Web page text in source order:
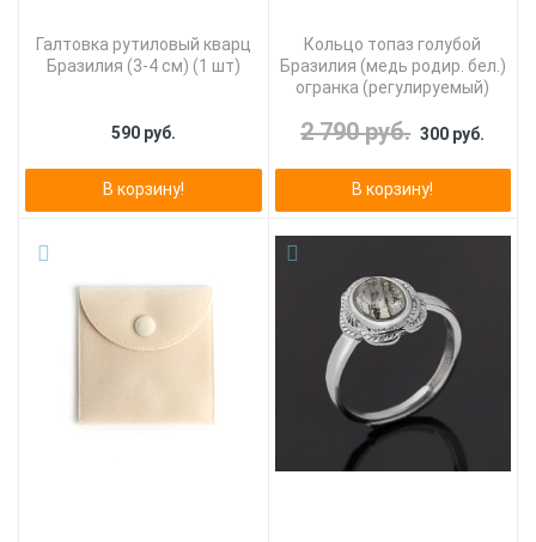
Галтовка рутиловый кварц
Бразилия (3-4 см) (1 шт)
590 руб.
В корзину!
Кольцо топаз голубой
Бразилия (медь родир. бел.)
огранка (регулируемый)
2 790 руб. 300 руб.
В корзину!